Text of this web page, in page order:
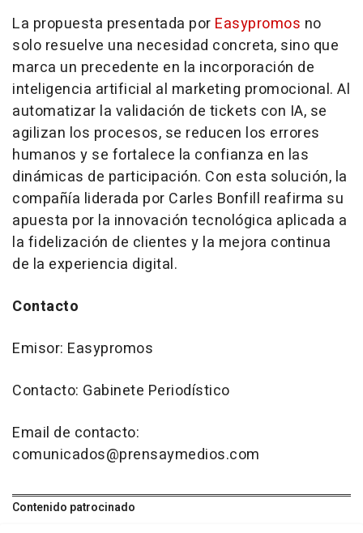
La propuesta presentada por Easypromos no
solo resuelve una necesidad concreta, sino que
marca un precedente en la incorporación de
inteligencia artificial al marketing promocional. Al
automatizar la validación de tickets con IA, se
agilizan los procesos, se reducen los errores
humanos y se fortalece la confianza en las
dinámicas de participación. Con esta solución, la
compañía liderada por Carles Bonfill reafirma su
apuesta por la innovación tecnológica aplicada a
la fidelización de clientes y la mejora continua
de la experiencia digital.
Contacto
Emisor: Easypromos
Contacto: Gabinete Periodístico
Email de contacto:
comunicados@prensaymedios.com
Contenido patrocinado